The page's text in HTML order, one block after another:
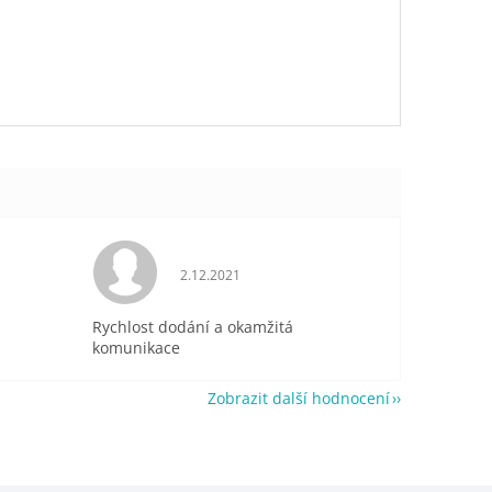
je 5 z 5 hvězdiček. Hodnocení obchodu je 5 z 5 hvězdiček.
2.12.2021
Rychlost dodání a okamžitá
komunikace
Zobrazit další hodnocení